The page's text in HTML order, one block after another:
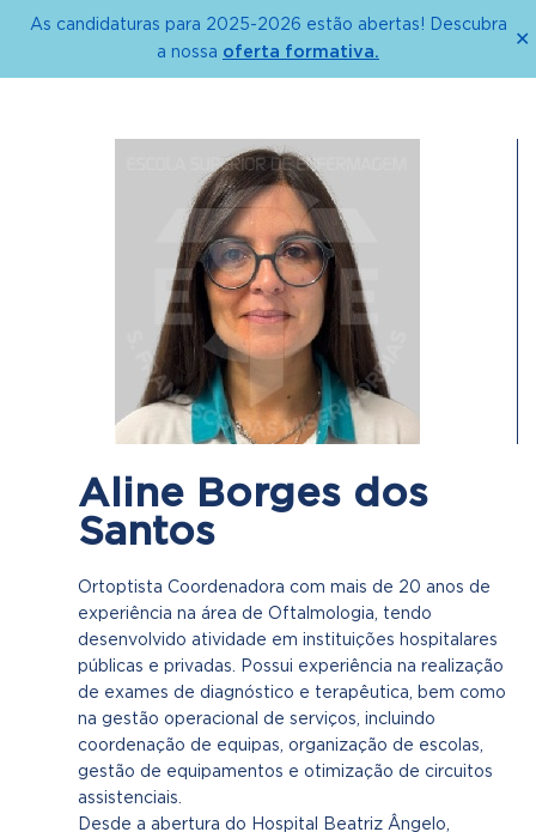
As candidaturas para 2025-2026 estão abertas! Descubra
a nossa oferta formativa.
✕
Aline Borges dos
Santos
Ortoptista Coordenadora com mais de 20 anos de
experiência na área de Oftalmologia, tendo
desenvolvido atividade em instituições hospitalares
públicas e privadas. Possui experiência na realização
de exames de diagnóstico e terapêutica, bem como
na gestão operacional de serviços, incluindo
coordenação de equipas, organização de escolas,
gestão de equipamentos e otimização de circuitos
assistenciais.
Desde a abertura do Hospital Beatriz Ângelo,